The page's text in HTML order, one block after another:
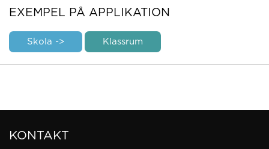
EXEMPEL PÅ APPLIKATION
Skola -> Klassrum
KONTAKT